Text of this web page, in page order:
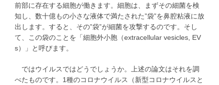
前部に存在する細胞が働きます。細胞は、まずその細菌を検
知し、数十億もの小さな液体で満たされた”袋”を鼻腔粘液に放
出します。すると、その”袋”が細菌を攻撃するのです。そし
て、この袋のことを「細胞外小胞（extracellular vesicles, EV
s）」と呼びます。
ではウイルスではどうでしょうか。上述の論文はそれを調
べたものです。1種のコロナウイルス（新型コロナウイルスと